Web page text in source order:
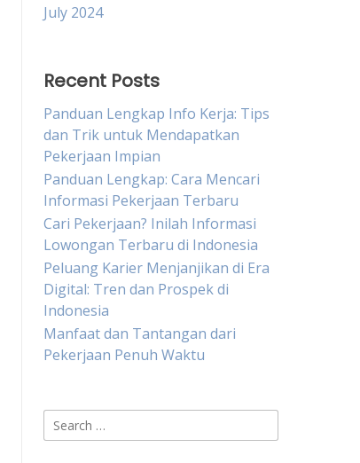
July 2024
Recent Posts
Panduan Lengkap Info Kerja: Tips
dan Trik untuk Mendapatkan
Pekerjaan Impian
Panduan Lengkap: Cara Mencari
Informasi Pekerjaan Terbaru
Cari Pekerjaan? Inilah Informasi
Lowongan Terbaru di Indonesia
Peluang Karier Menjanjikan di Era
Digital: Tren dan Prospek di
Indonesia
Manfaat dan Tantangan dari
Pekerjaan Penuh Waktu
Search
for: